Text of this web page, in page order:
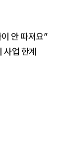
안 따져요”
업 한계